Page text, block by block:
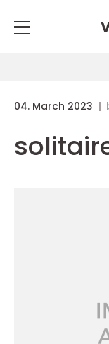
04. March 2023